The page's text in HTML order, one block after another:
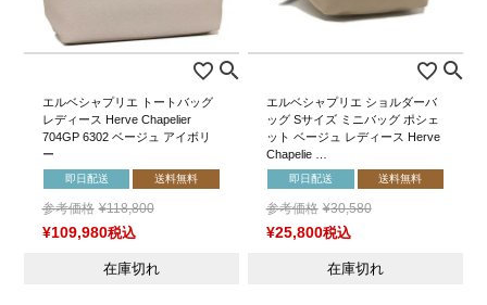
エルベシャプリエ トートバッグ
レディース Herve Chapelier
704GP 6302 ベージュ アイボリ
ー
即日配送 送料無料
参考価格 ¥118,800
¥109,980税込
在庫切れ
エルベシャプリエ ショルダーバ
ッグ Sサイズ ミニバッグ ポシェ
ット ベージュ レディース Herve
Chapelie …
即日配送 送料無料
参考価格 ¥30,580
¥25,800税込
在庫切れ